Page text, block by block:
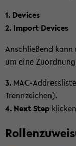
1. De­vices
2. Im­port De­vices
An­schlie­ßend
um eine
3. MAC-​
Trenn­zei­chen).
4. Next Step